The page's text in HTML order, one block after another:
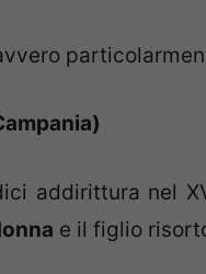
addirittura nel
e il figlio